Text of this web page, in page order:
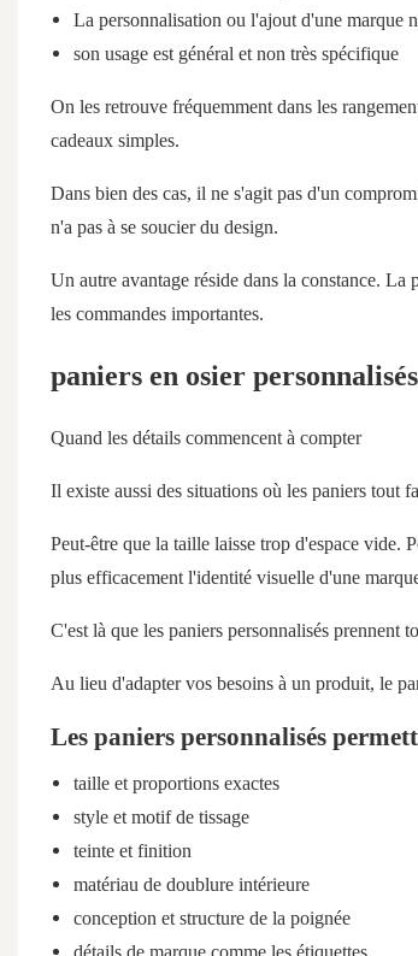
La personnalisation ou l'ajout d'une marque
son usage est général et non très spécifique
On les retrouve fréquemment dans les
cadeaux simples.
Dans bien des cas, il ne s'agit pas d'un
n'a pas à se soucier du design.
Un autre avantage réside dans la constance. La
les commandes importantes.
paniers en osier personnalisés
Quand les détails commencent à compter
Il existe aussi des situations où les paniers tout
Peut-être que la taille laisse trop d'espace vide.
plus efficacement l'identité visuelle d'une
C'est là que les paniers personnalisés prennent
Au lieu d'adapter vos besoins à un produit, le
Les paniers personnalisés
taille et proportions exactes
style et motif de tissage
teinte et finition
matériau de doublure intérieure
conception et structure de la poignée